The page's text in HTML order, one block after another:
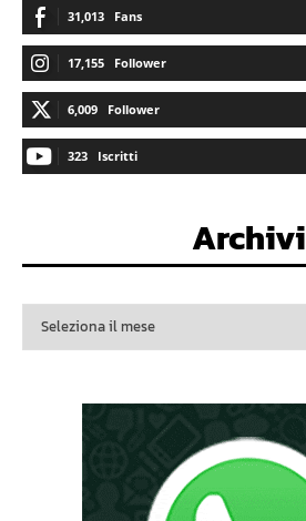
31,013 Fans
17,155 Follower
6,009 Follower
323 Iscritti
Archivi